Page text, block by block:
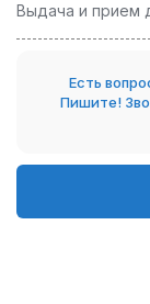
Выдача и прием
Есть
Пишите!